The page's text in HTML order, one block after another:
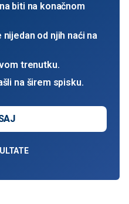
biti na konačnom
od njih naći na
trenutku.
na širem spisku.